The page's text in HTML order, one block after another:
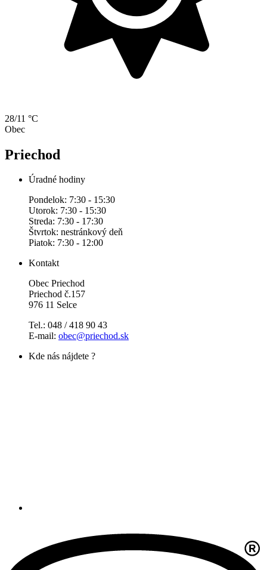
28/11 °C
Obec
Priechod
Úradné hodiny
Pondelok: 7:30 - 15:30
Utorok: 7:30 - 15:30
Streda: 7:30 - 17:30
Štvrtok: nestránkový deň
Piatok: 7:30 - 12:00
Kontakt
Obec Priechod
Priechod č.157
976 11 Selce
Tel.: 048 / 418 90 43
E-mail: obec@priechod.sk
Kde nás nájdete ?